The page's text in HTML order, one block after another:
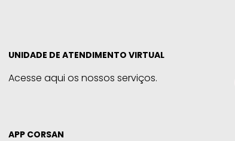
UNIDADE DE ATENDIMENTO VIRTUAL
Acesse aqui os nossos serviços.
APP CORSAN